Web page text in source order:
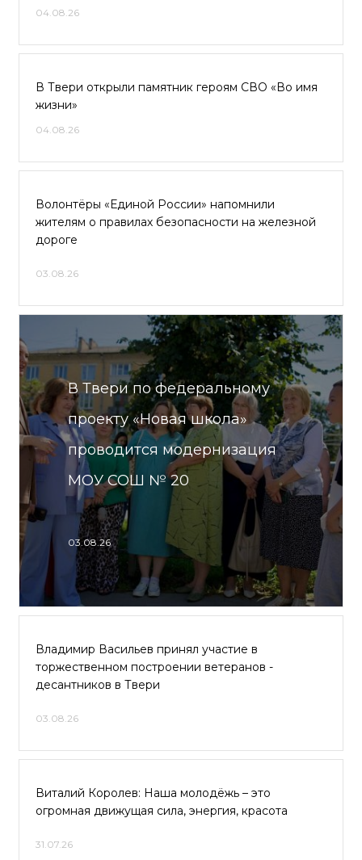
04.08.26
В Твери открыли памятник героям СВО «Во имя
жизни»
04.08.26
Волонтёры «Единой России» напомнили
жителям о правилах безопасности на железной
дороге
03.08.26
В Твери по федеральному
проекту «Новая школа»
проводится модернизация
МОУ СОШ № 20
03.08.26
Владимир Васильев принял участие в
торжественном построении ветеранов -
десантников в Твери
03.08.26
Виталий Королев: Наша молодёжь – это
огромная движущая сила, энергия, красота
31.07.26